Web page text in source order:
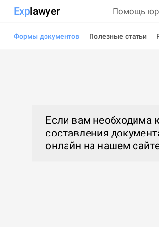
Explawyer Помощь
Формы документов Полезные статьи
Если вам необходима
составления
онлайн на нашем